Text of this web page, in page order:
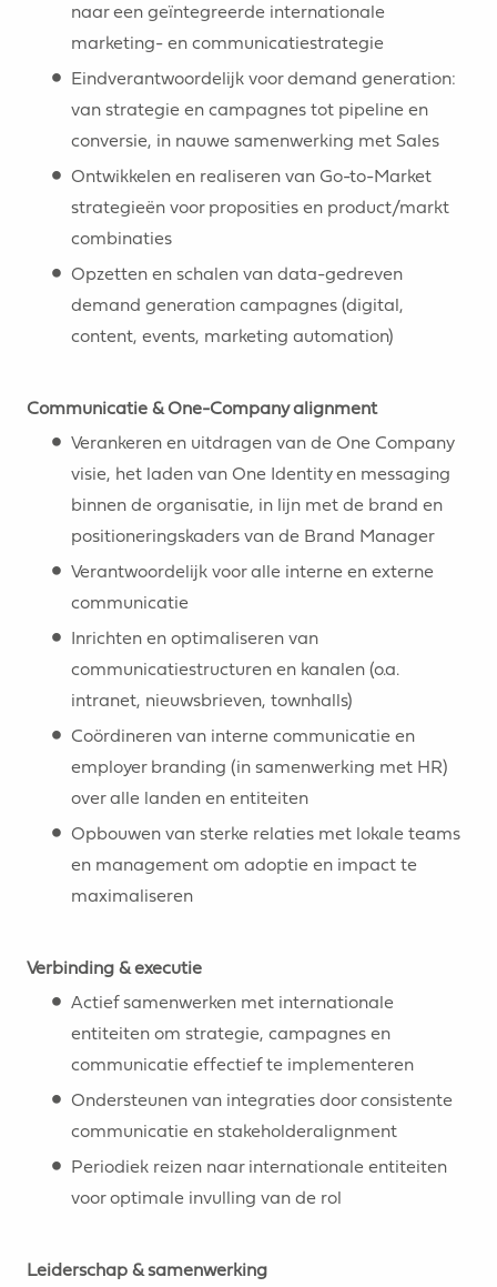
naar een geïntegreerde internationale
marketing- en communicatiestrategie
Eindverantwoordelijk voor demand generation:
van strategie en campagnes tot pipeline en
conversie, in nauwe samenwerking met Sales
Ontwikkelen en realiseren van Go-to-Market
strategieën voor proposities en product/markt
combinaties
Opzetten en schalen van data-gedreven
demand generation campagnes (digital,
content, events, marketing automation)
Communicatie & One-Company alignment
Verankeren en uitdragen van de One Company
visie, het laden van One Identity en messaging
binnen de organisatie, in lijn met de brand en
positioneringskaders van de Brand Manager
Verantwoordelijk voor alle interne en externe
communicatie
Inrichten en optimaliseren van
communicatiestructuren en kanalen (o.a.
intranet, nieuwsbrieven, townhalls)
Coördineren van interne communicatie en
employer branding (in samenwerking met HR)
over alle landen en entiteiten
Opbouwen van sterke relaties met lokale teams
en management om adoptie en impact te
maximaliseren
Verbinding & executie
Actief samenwerken met internationale
entiteiten om strategie, campagnes en
communicatie effectief te implementeren
Ondersteunen van integraties door consistente
communicatie en stakeholderalignment
Periodiek reizen naar internationale entiteiten
voor optimale invulling van de rol
Leiderschap & samenwerking